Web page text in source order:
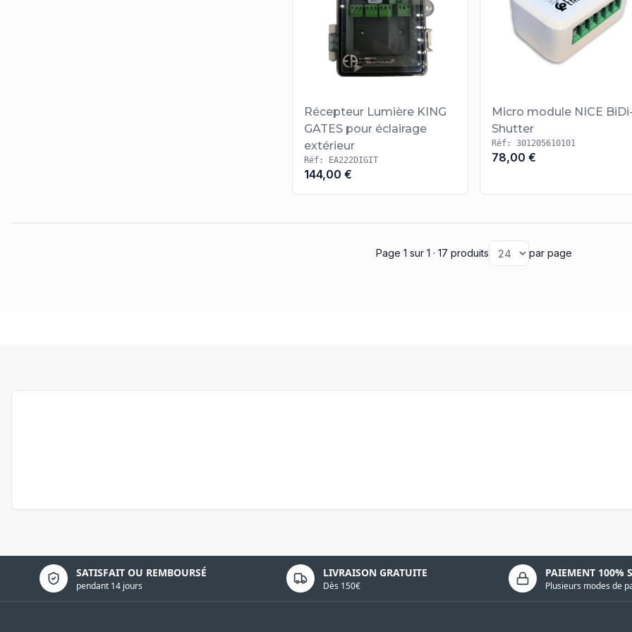
Récepteur Lumière KING
GATES pour éclairage
extérieur
Réf: EA222DIGIT
144,00 €
Micro module NICE
Shutter
Réf: 301205610101
78,00 €
Page 1 sur 1 · 17 produits par page
SATISFAIT OU REMBOURSÉ
pendant 14 jours
Politique de confidentialité LIVRAISON GRATUITE
Dès 150€
PAIEMENT 100%
Plusieurs modes de